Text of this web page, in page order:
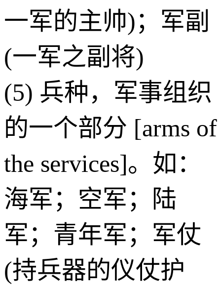
一军的主帅)；军副
(一军之副将)
(5) 兵种，军事组织
的一个部分 [arms of
the services]。如：
海军；空军；陆
军；青年军；军仗
(持兵器的仪仗护